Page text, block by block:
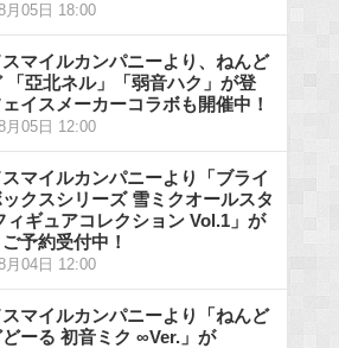
月05日 18:00
マイルカンパニーより、ねんど
「亞北ネル」「弱音ハク」が登
イスメーカーコラボも開催中！
月05日 12:00
マイルカンパニーより「ブライ
クスシリーズ 雪ミクオールスタ
ィギュアコレクション Vol.1」が
予約受付中！
月04日 12:00
マイルカンパニーより「ねんど
ーる 初音ミク ∞Ver.」が